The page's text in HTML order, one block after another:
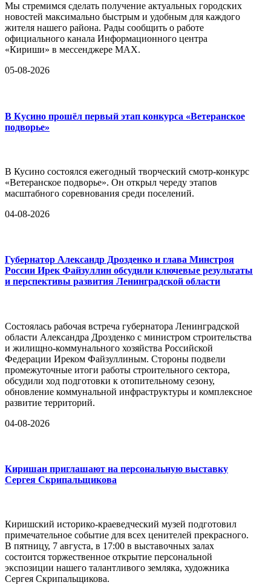
Мы стремимся сделать получение актуальных городских
новостей максимально быстрым и удобным для каждого
жителя нашего района. Рады сообщить о работе
официального канала Информационного центра
«Кириши» в мессенджере MAX.
05-08-2026
В Кусино прошёл первый этап конкурса «Ветеранское
подворье»
В Кусино состоялся ежегодный творческий смотр-конкурс
«Ветеранское подворье». Он открыл череду этапов
масштабного соревнования среди поселений.
04-08-2026
Губернатор Александр Дрозденко и глава Минстроя
России Ирек Файзуллин обсудили ключевые результаты
и перспективы развития Ленинградской области
Состоялась рабочая встреча губернатора Ленинградской
области Александра Дрозденко с министром строительства
и жилищно-коммунального хозяйства Российской
Федерации Иреком Файзуллиным. Стороны подвели
промежуточные итоги работы строительного сектора,
обсудили ход подготовки к отопительному сезону,
обновление коммунальной инфраструктуры и комплексное
развитие территорий.
04-08-2026
Киришан приглашают на персональную выставку
Сергея Скрипальщикова
Киришский историко-краеведческий музей подготовил
примечательное событие для всех ценителей прекрасного.
В пятницу, 7 августа, в 17:00 в выставочных залах
состоится торжественное открытие персональной
экспозиции нашего талантливого земляка, художника
Сергея Скрипальщикова.